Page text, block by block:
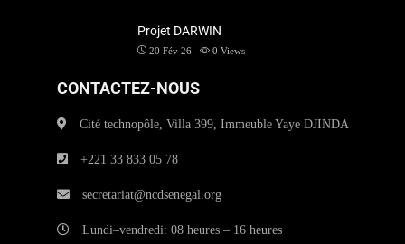
Projet DARWIN
20 Fév 26 0 Views
CONTACTEZ-NOUS
Cité technopôle, Villa 399, Immeuble Yaye DJINDA
+221 33 833 05 78
secretariat@ncdsenegal.org
Lundi–vendredi: 08 heures – 16 heures